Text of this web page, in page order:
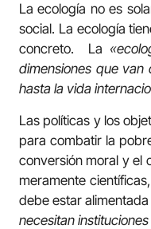
La ecología no es
social. La ecología
concreto. La
dimensiones que van
hasta la vida
Las políticas y los
para combatir la
conversión moral y el
meramente
debe estar
necesitan